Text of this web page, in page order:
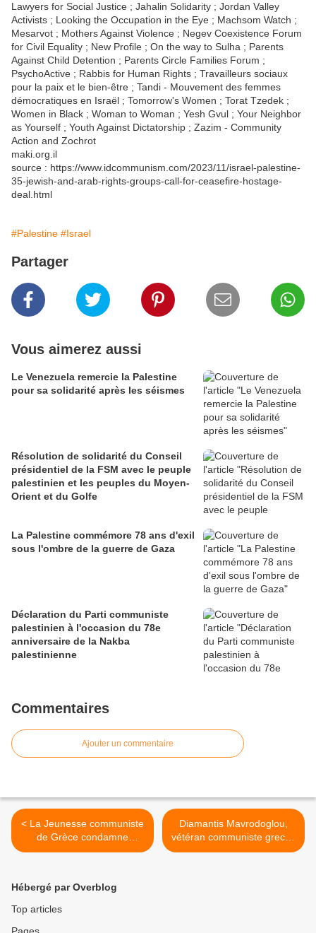
Lawyers for Social Justice ; Jahalin Solidarity ; Jordan Valley
Activists ; Looking the Occupation in the Eye ; Machsom Watch ;
Mesarvot ; Mothers Against Violence ; Negev Coexistence Forum
for Civil Equality ; New Profile ; On the way to Sulha ; Parents
Against Child Detention ; Parents Circle Families Forum ;
PsychoActive ; Rabbis for Human Rights ; Travailleurs sociaux
pour la paix et le bien-être ; Tandi - Mouvement des femmes
démocratiques en Israël ; Tomorrow's Women ; Torat Tzedek ;
Women in Black ; Woman to Woman ; Yesh Gvul ; Your Neighbor
as Yourself ; Youth Against Dictatorship ; Zazim - Community
Action and Zochrot
maki.org.il
source : https://www.idcommunism.com/2023/11/israel-palestine-
35-jewish-and-arab-rights-groups-call-for-ceasefire-hostage-
deal.html
#Palestine #Israel
Partager
Vous aimerez aussi
Le Venezuela remercie la Palestine
pour sa solidarité après les séismes
Résolution de solidarité du Conseil
présidentiel de la FSM avec le peuple
palestinien et les peuples du Moyen-
Orient et du Golfe
La Palestine commémore 78 ans d'exil
sous l'ombre de la guerre de Gaza
Déclaration du Parti communiste
palestinien à l'occasion du 78e
anniversaire de la Nakba
palestinienne
Commentaires
Ajouter un commentaire
< La Jeunesse communiste
de Grèce condamne
l'arrestation de l'activiste
Diamantis Mavrodoglou,
vétéran communiste grec et
ancien député du KKE,
Hébergé par Overblog
Top articles